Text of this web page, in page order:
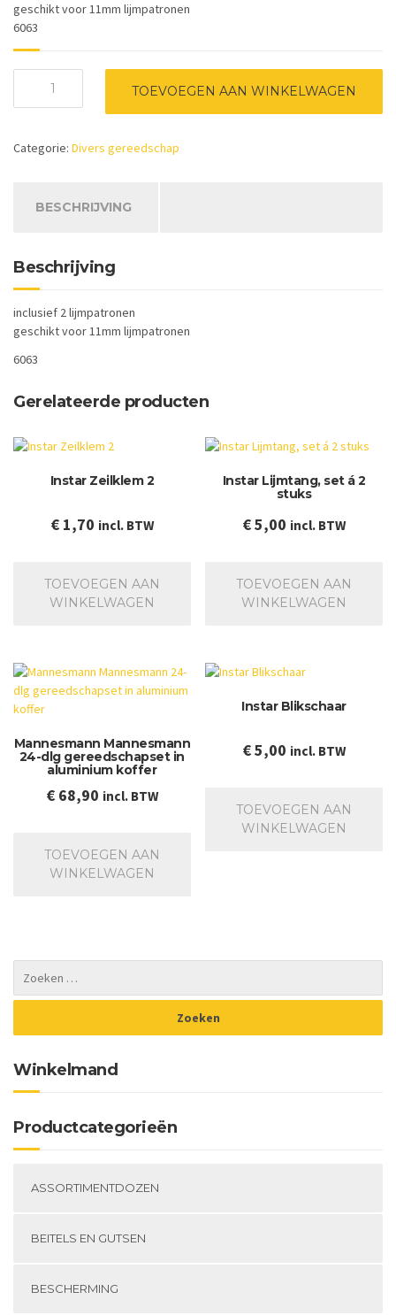
geschikt voor 11mm lijmpatronen
6063
Lijmpistool
met
TOEVOEGEN AAN WINKELWAGEN
Categorie: Divers gereedschap
BESCHRIJVING
Beschrijving
inclusief 2 lijmpatronen
geschikt voor 11mm lijmpatronen
6063
Gerelateerde producten
Instar Zeilklem 2
€1,70 incl. BTW
TOEVOEGEN AAN
WINKELWAGEN
Instar Lijmtang, set á 2
stuks
€5,00 incl. BTW
TOEVOEGEN AAN
WINKELWAGEN
Mannesmann Mannesmann
24-dlg gereedschapset in
aluminium koffer
€68,90 incl. BTW
TOEVOEGEN AAN
WINKELWAGEN
Instar Blikschaar
€5,00 incl. BTW
TOEVOEGEN AAN
WINKELWAGEN
Winkelmand
Productcategorieën
ASSORTIMENTDOZEN
BEITELS EN GUTSEN
BESCHERMING